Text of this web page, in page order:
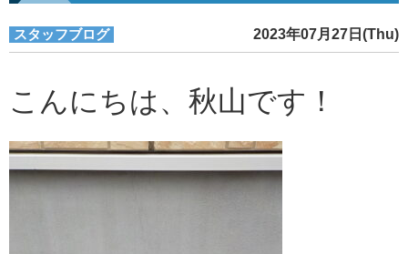
スタッフブログ 2023年07月27日(Thu)
こんにちは、秋山です！